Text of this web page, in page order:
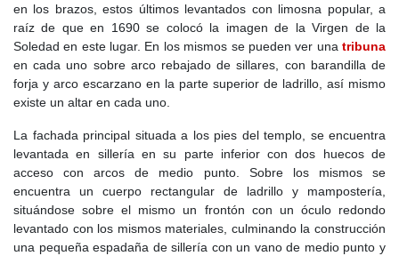
en los brazos, estos últimos levantados con limosna popular, a
raíz de que en 1690 se colocó la imagen de la Virgen de la
Soledad en este lugar. En los mismos se pueden ver una tribuna
en cada uno sobre arco rebajado de sillares, con barandilla de
forja y arco escarzano en la parte superior de ladrillo, así mismo
existe un altar en cada uno.
La fachada principal situada a los pies del templo, se encuentra
levantada en sillería en su parte inferior con dos huecos de
acceso con arcos de medio punto. Sobre los mismos se
encuentra un cuerpo rectangular de ladrillo y mampostería,
situándose sobre el mismo un frontón con un óculo redondo
levantado con los mismos materiales, culminando la construcción
una pequeña espadaña de sillería con un vano de medio punto y